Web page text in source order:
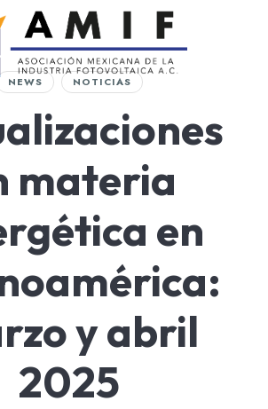
NEWS NOTICIAS
materia
en
y abril
2025